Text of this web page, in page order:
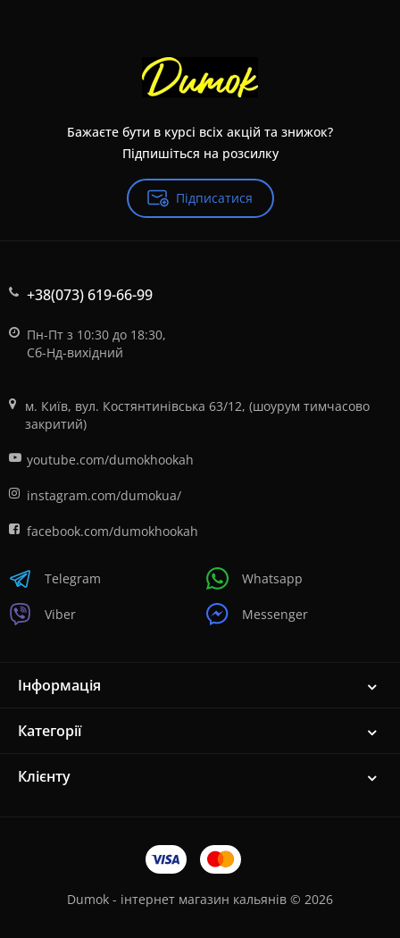
Бажаєте бути в курсі всіх акцій та знижок?
Підпишіться на розсилку
Підписатися
+38(073) 619-66-99
Пн-Пт з 10:30 до 18:30,
Сб-Нд-вихідний
м. Київ, вул. Костянтинівська 63/12, (шоурум тимчасово
закритий)
youtube.com/dumokhookah
instagram.com/dumokua/
facebook.com/dumokhookah
Telegram
Viber
Whatsapp
Messenger
Інформація
Категорії
Клієнту
Dumok - інтернет магазин кальянів © 2026